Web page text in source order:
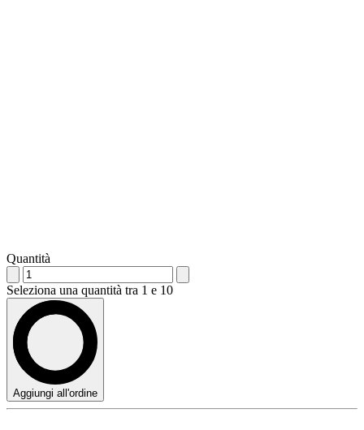
Quantità
Seleziona una quantità tra 1 e 10
Aggiungi all'ordine